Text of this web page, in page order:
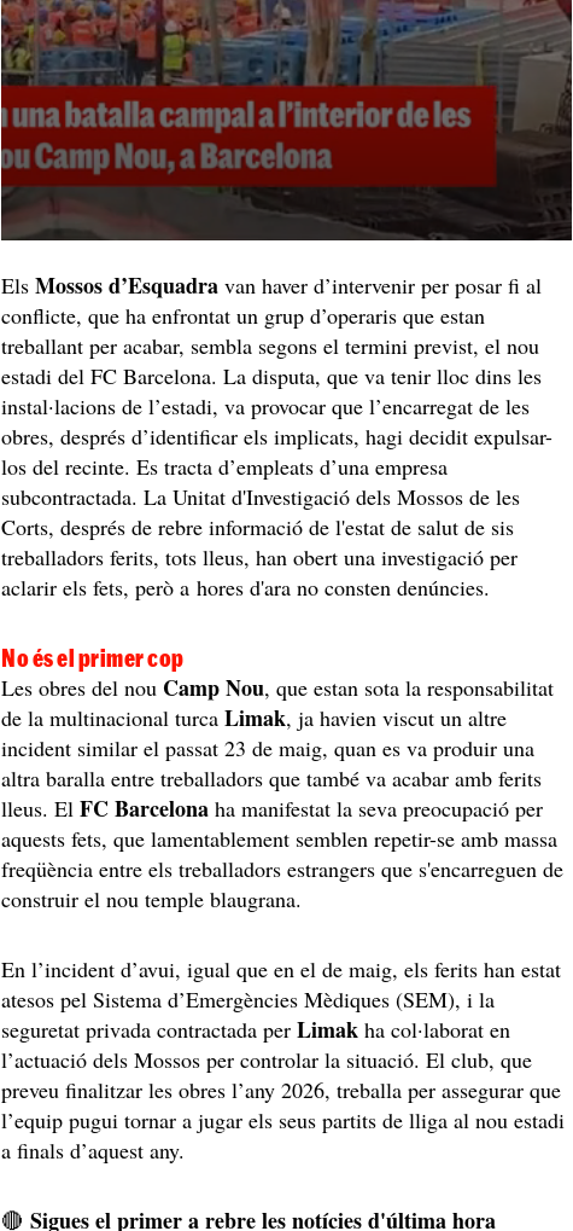
ElsMossos d’Esquadra van haver d’intervenir per posar fi al
conflicte, que ha enfrontat un grup d’operaris que estan
treballant per acabar, sembla segons el termini previst, el nou
estadi del FC Barcelona. La disputa, que va tenir lloc dins les
instal·lacions de l’estadi, va provocar que l’encarregat de les
obres, després d’identificar els implicats, hagi decidit expulsar-
los del recinte. Es tracta d’empleats d’una empresa
subcontractada. La Unitat d'Investigació dels Mossos de les
Corts, després de rebre informació de l'estat de salut de sis
treballadors ferits, tots lleus, han obert una investigació per
aclarir els fets, però a hores d'ara no consten denúncies.
No és el primer cop
Les obres del nou Camp Nou, que estan sota la responsabilitat
de la multinacional turcaLimak, ja havien viscut un altre
incident similar el passat 23 de maig, quan es va produir una
altra baralla entre treballadors que també va acabar amb ferits
lleus. ElFC Barcelonaha manifestat la seva preocupació per
aquests fets, que lamentablement semblen repetir-se amb massa
freqüència entre els treballadors estrangers que s'encarreguen de
construir el nou temple blaugrana.
En l’incident d’avui, igual que en el de maig, els ferits han estat
atesos pel Sistema d’Emergències Mèdiques (SEM), i la
seguretat privada contractada perLimak ha col·laborat en
l’actuació dels Mossos per controlar la situació. El club, que
preveu finalitzar les obres l’any 2026, treballa per assegurar que
l’equip pugui tornar a jugar els seus partits de lliga al nou estadi
a finals d’aquest any.
🔴Sigues el primer a rebre les notícies d'última hora